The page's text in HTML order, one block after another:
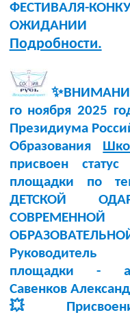
ФЕСТИВАЛЯ-
ОЖИДАНИИ
Подробности.
го ноября 2025
Президиума
Образования
присвоен статус
площадки по
ДЕТСКОЙ
СОВРЕМЕННОЙ
Руководитель
площадки -
Савенков